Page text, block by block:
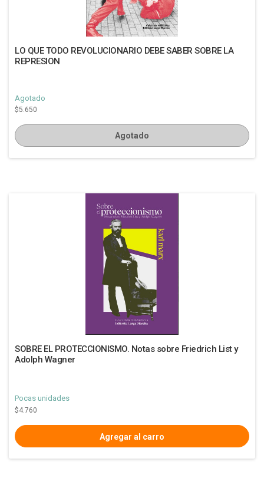
LO QUE TODO REVOLUCIONARIO DEBE SABER SOBRE LA
REPRESION
Agotado
$5.650
Agotado
SOBRE EL PROTECCIONISMO. Notas sobre Friedrich List y
Adolph Wagner
Pocas unidades
$4.760